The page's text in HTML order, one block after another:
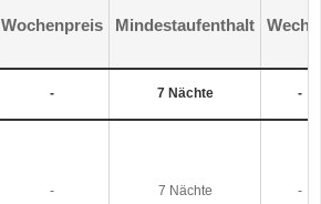
Wochenpreis Mindestaufenthalt
- 7 Nächte -
- 7 Nächte -